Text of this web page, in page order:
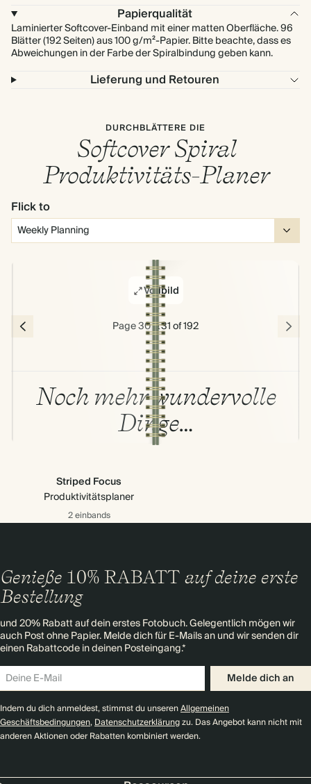
Papierqualität
Laminierter Softcover-Einband mit einer matten Oberfläche. 96
Blätter (192 Seiten) aus 100 g/m²-Papier. Bitte beachte, dass es
Abweichungen in der Farbe der Spiralbindung geben kann.
Lieferung und Retouren
DURCHBLÄTTERE DIE
Softcover Spiral
Produktivitäts-Planer
Flick to
Vollbild
Page 30 & 31 of 192
Noch mehr wundervolle
Dinge…
Striped Focus
Produktivitätsplaner
2 einbands
Genieße 10% RABATT auf deine erste
Bestellung
und 20% Rabatt auf dein erstes Fotobuch. Gelegentlich mögen wir
auch Post ohne Papier. Melde dich für E-Mails an und wir senden dir
einen Rabattcode in deinen Posteingang.*
Melde dich an
Indem du dich anmeldest, stimmst du unserenAllgemeinen
Geschäftsbedingungen,Datenschutzerklärungzu. Das Angebot kann nicht mit
anderen Aktionen oder Rabatten kombiniert werden.